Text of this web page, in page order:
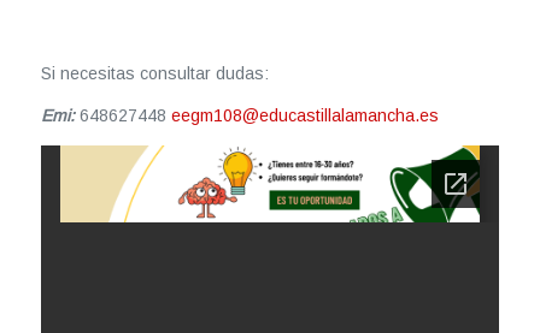
Si necesitas consultar dudas:
Emi:648627448 eegm108@educastillalamancha.es